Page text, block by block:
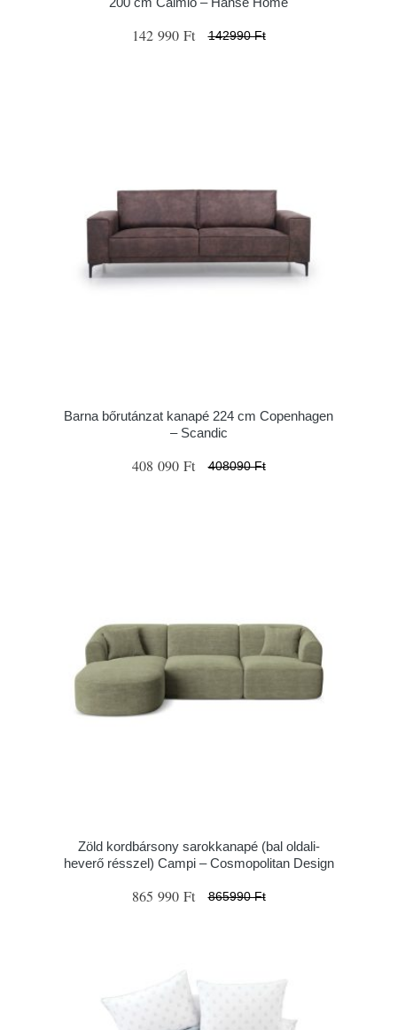
142 990 Ft 142990 Ft
Barna bőrutánzat kanapé 224 cm Copenhagen
– Scandic
408 090 Ft 408090 Ft
Zöld kordbársony sarokkanapé (bal oldali-
heverő résszel) Campi – Cosmopolitan Design
865 990 Ft 865990 Ft